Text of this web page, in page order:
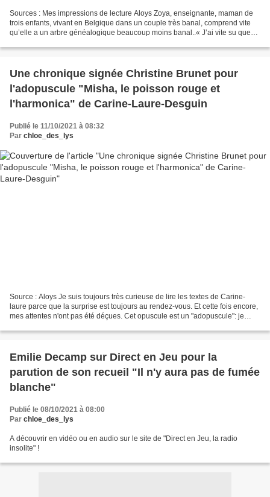
Sources : Mes impressions de lecture Aloys Zoya, enseignante, maman de
trois enfants, vivant en Belgique dans un couple très banal, comprend vite
qu’elle a un arbre généalogique beaucoup moins banal..« J’ai vite su que
Une chronique signée Christine Brunet pour
l'adopuscule "Misha, le poisson rouge et
l'harmonica" de Carine-Laure-Desguin
Publié le 11/10/2021 à 08:32
Par chloe_des_lys
Source : Aloys Je suis toujours très curieuse de lire les textes de Carine-
laure parce que la surprise est toujours au rendez-vous. Et cette fois encore,
mes attentes n'ont pas été déçues. Cet opuscule est un "adopuscule": je
Emilie Decamp sur Direct en Jeu pour la
parution de son recueil "Il n'y aura pas de fumée
blanche"
Publié le 08/10/2021 à 08:00
Par chloe_des_lys
A découvrir en vidéo ou en audio sur le site de "Direct en Jeu, la radio
insolite" !